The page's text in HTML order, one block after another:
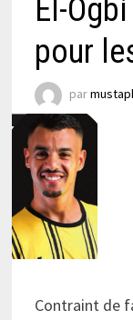
El-
pour
par
Contraint de